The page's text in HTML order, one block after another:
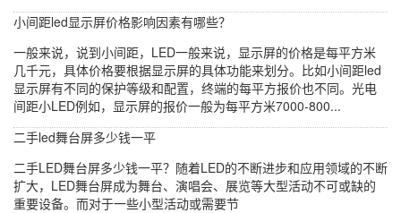
小间距led显示屏价格影响因素有哪些？
一般来说，说到小间距，LED一般来说，显示屏的价格是每平方米
几千元，具体价格要根据显示屏的具体功能来划分。比如小间距led
显示屏有不同的保护等级和配置，终端的每平方报价也不同。光电
间距小LED例如，显示屏的报价一般为每平方米7000-800...
二手led舞台屏多少钱一平
二手LED舞台屏多少钱一平？随着LED的不断进步和应用领域的不断
扩大，LED舞台屏成为舞台、演唱会、展览等大型活动不可或缺的
重要设备。而对于一些小型活动或需要节